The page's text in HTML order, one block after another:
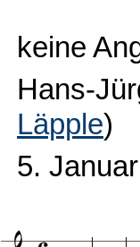
keine
Hans-
Läpple)
5.